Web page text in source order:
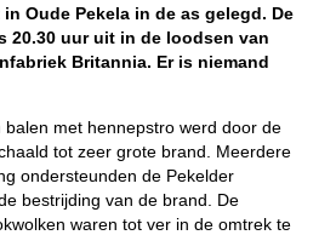
Oude Pekela in de as gelegd. De
20.30 uur uit in de loodsen van
Britannia. Er is niemand
balen met hennepstro werd door de
tot zeer grote brand. Meerdere
ondersteunden de Pekelder
bestrijding van de brand. De
waren tot ver in de omtrek te